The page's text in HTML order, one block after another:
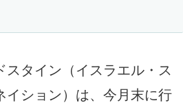
スタイン（イスラエル・ス
イション）は、今月末に行